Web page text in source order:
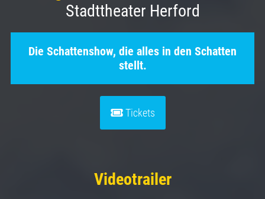
Stadttheater Herford
Die Schattenshow, die alles in den Schatten
stellt.
Tickets
Videotrailer